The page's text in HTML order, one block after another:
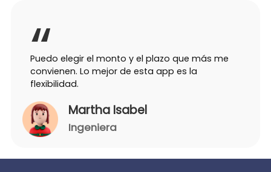
Puedo elegir el monto y el plazo que más me
convienen. Lo mejor de esta app es la
flexibilidad.
Martha Isabel
Ingeniera